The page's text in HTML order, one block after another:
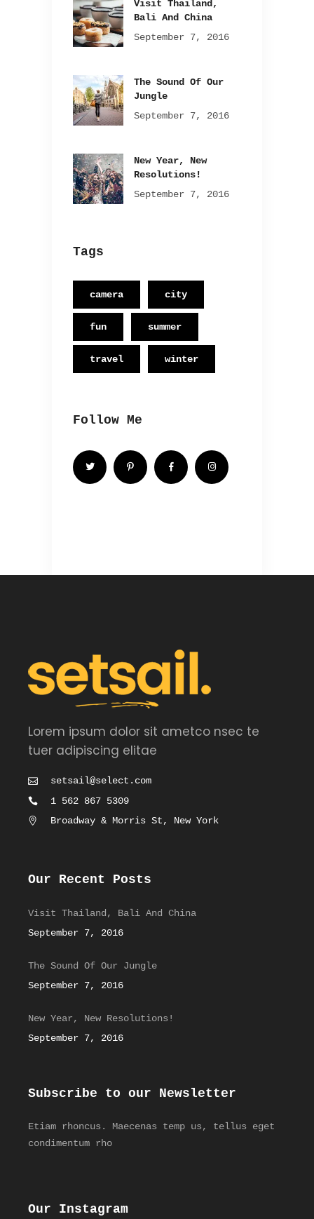
Visit Thailand,
Bali And China
September 7, 2016
The Sound Of Our
Jungle
September 7, 2016
New Year, New
Resolutions!
September 7, 2016
Tags
camera city
fun summer
travel winter
Follow Me
Lorem ipsum dolor sit ametco nsec te
tuer adipiscing elitae
setsail@select.com
1 562 867 5309
Broadway & Morris St, New York
Our Recent Posts
Visit Thailand, Bali And China
September 7, 2016
The Sound Of Our Jungle
September 7, 2016
New Year, New Resolutions!
September 7, 2016
Subscribe to our Newsletter
Etiam rhoncus. Maecenas temp us, tellus eget
condimentum rho
Our Instagram